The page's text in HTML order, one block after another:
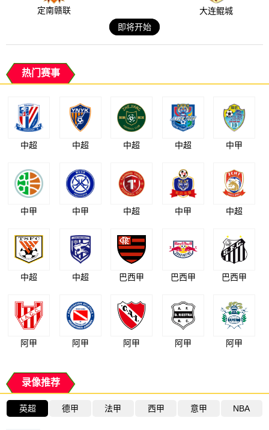
定南赣联
大连鲲城
即将开始
热门赛事
中超 中超 中超 中超 中甲
中甲 中甲 中超 中甲 中超
中超 中超 巴西甲 巴西甲 巴西甲
阿甲 阿甲 阿甲 阿甲 阿甲
录像推荐
英超 德甲 法甲 西甲 意甲 NBA